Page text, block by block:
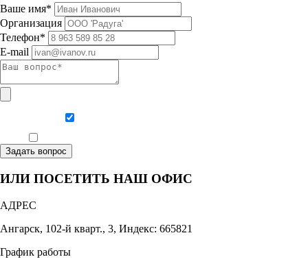
Ваше имя*
Организация
Телефон*
E-mail
Задать вопрос
ИЛИ ПОСЕТИТЬ НАШ ОФИС
АДРЕС
Ангарск, 102-й кварт., 3, Индекс: 665821
График работы